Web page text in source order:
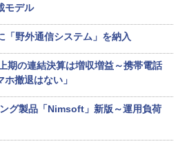
モデル
「野外通信システム」を納入
期の連結決算は増収増益～携帯電話
撤退はない」
グ製品「Nimsoft」新版～運用負荷